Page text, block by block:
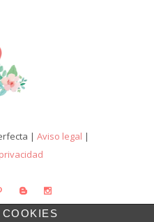
| Aviso legal |